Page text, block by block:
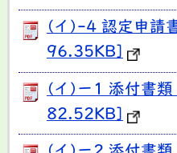
(イ)-4 認定申請
96.35KB]
(イ)ー1 添付書類
82.52KB]